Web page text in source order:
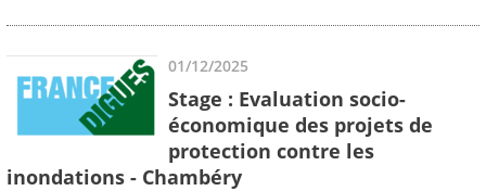
01/12/2025
Stage : Evaluation socio-
économique des projets de
protection contre les
inondations - Chambéry